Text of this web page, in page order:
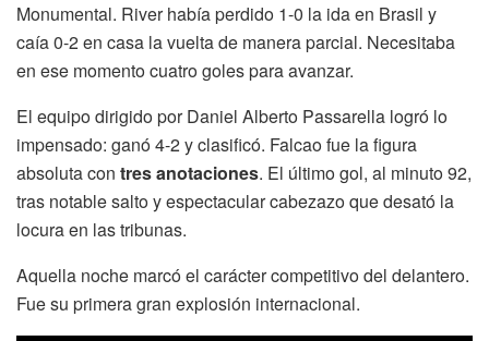
Monumental. River había perdido 1-0 la ida en Brasil y
caía 0-2 en casa la vuelta de manera parcial. Necesitaba
en ese momento cuatro goles para avanzar.
El equipo dirigido por Daniel Alberto Passarella logró lo
impensado: ganó 4-2 y clasificó. Falcao fue la figura
absoluta con tres anotaciones. El último gol, al minuto 92,
tras notable salto y espectacular cabezazo que desató la
locura en las tribunas.
Aquella noche marcó el carácter competitivo del delantero.
Fue su primera gran explosión internacional.